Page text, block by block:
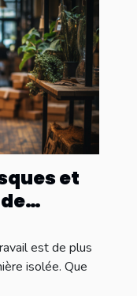
et
est de plus
isolée. Que